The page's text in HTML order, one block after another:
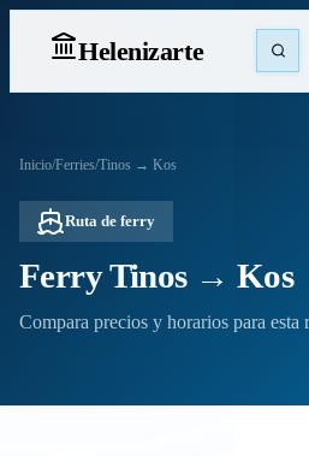
Helenizarte
Inicio/Ferries/Tinos → Kos
Ruta de ferry
Ferry Tinos → Kos
Compara precios y horarios para esta